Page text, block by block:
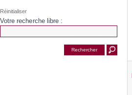
Votre recherche libre :